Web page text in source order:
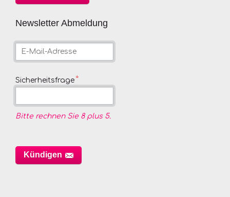
Newsletter Abmeldung
E-
Mail-
Pflichtfeld
Sicherheitsfrage*
Bitte rechnen Sie 8 plus 5.
Kündigen